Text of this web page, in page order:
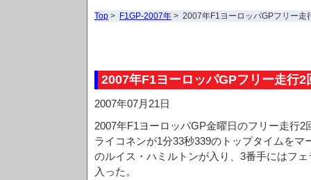
Top > F1GP-2007年 > 2007年F1ヨーロッパGPフリー走
2007年F1ヨーロッパGPフリー走行2
2007年07月21日
2007年F1ヨーロッパGP金曜日のフリー走行
ライコネンが1分33秒339のトップタイムをマ
のルイス・ハミルトンが入り、3番手にはフ
入った。